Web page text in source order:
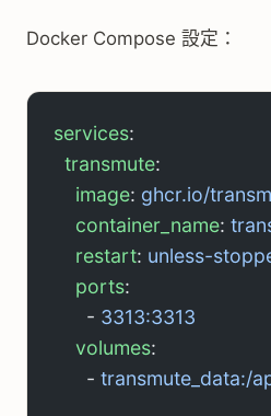
Docker Compose 設定：
services:
  transmute
:
    image
: ghcr.io/
    container_name
:
    restart
: unless-
    ports
:
      -
3313:3313
    volumes
:
      -
transmute_data:/